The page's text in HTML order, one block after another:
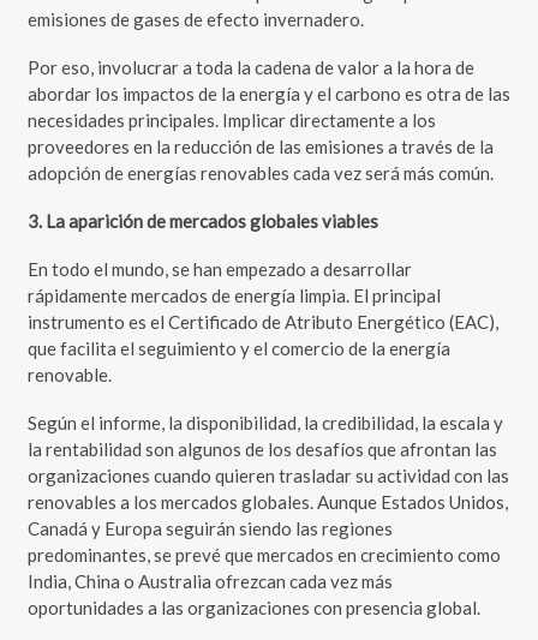
emisiones de gases de efecto invernadero.
Por eso, involucrar a toda la cadena de valor a la hora de
abordar los impactos de la energía y el carbono es otra de las
necesidades principales. Implicar directamente a los
proveedores en la reducción de las emisiones a través de la
adopción de energías renovables cada vez será más común.
3. La aparición de mercados globales viables
En todo el mundo, se han empezado a desarrollar
rápidamente mercados de energía limpia. El principal
instrumento es el Certificado de Atributo Energético (EAC),
que facilita el seguimiento y el comercio de la energía
renovable.
Según el informe, la disponibilidad, la credibilidad, la escala y
la rentabilidad son algunos de los desafíos que afrontan las
organizaciones cuando quieren trasladar su actividad con las
renovables a los mercados globales. Aunque Estados Unidos,
Canadá y Europa seguirán siendo las regiones
predominantes, se prevé que mercados en crecimiento como
India, China o Australia ofrezcan cada vez más
oportunidades a las organizaciones con presencia global.